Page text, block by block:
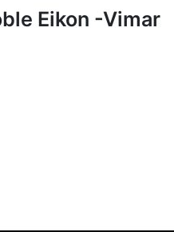
Eikon -Vimar